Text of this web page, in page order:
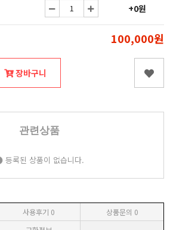
+0원
100,000원
장바구니
관련상품
등록된 상품이 없습니다.
사용후기 0 상품문의 0